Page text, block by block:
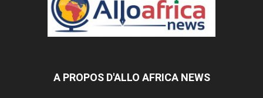
A PROPOS D'ALLO AFRICA NEWS